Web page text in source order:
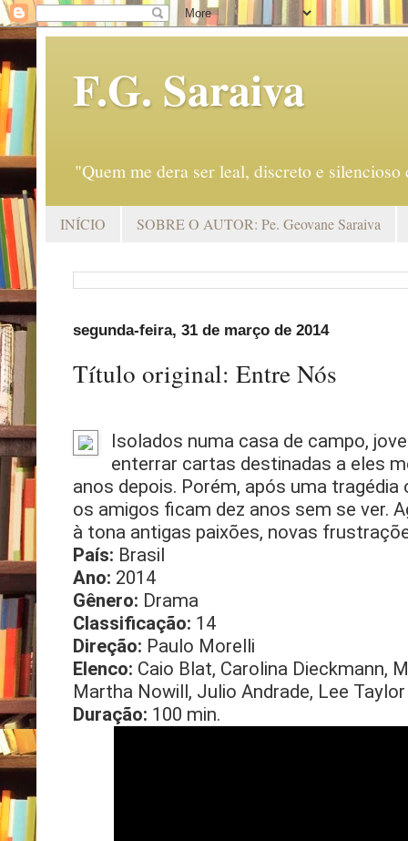
F.G. Saraiva
"Quem me dera ser leal, discreto e
INÍCIO SOBRE O AUTOR: Pe. Geovane Saraiva
segunda-feira, 31 de março de 2014
Título original: Entre Nós
Isolados numa casa de campo,
enterrar cartas destinadas a eles
anos depois. Porém, após uma
os amigos ficam dez anos sem se ver.
à tona antigas paixões, novas
País: Brasil
Ano: 2014
Gênero: Drama
Classificação: 14
Direção: Paulo Morelli
Elenco: Caio Blat, Carolina Dieckmann,
Martha Nowill, Julio Andrade, Lee Taylor
Duração: 100 min.